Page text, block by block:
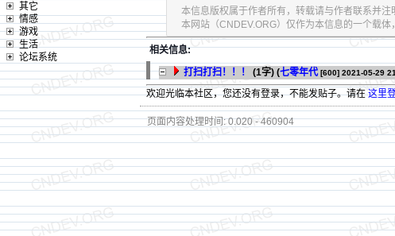
其它
情感
游戏
生活
论坛系统
本信息版权属于作者所有，转载请与作者联系并注
本网站（CNDEV.ORG）仅作为本信息的一个载体
相关信息:
打扫打扫！！！
(1字) (七零年代 [600] 2021-05-29
欢迎光临本社区，您还没有登录，不能发贴子。请在这里
页面内容处理时间: 0.020 - 460904